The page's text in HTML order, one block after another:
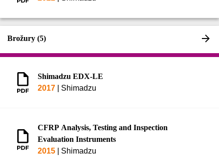
Brožury (5)
Shimadzu EDX-LE
2017
Shimadzu
CFRP Analysis, Testing and Inspection
Evaluation Instruments
2015
Shimadzu